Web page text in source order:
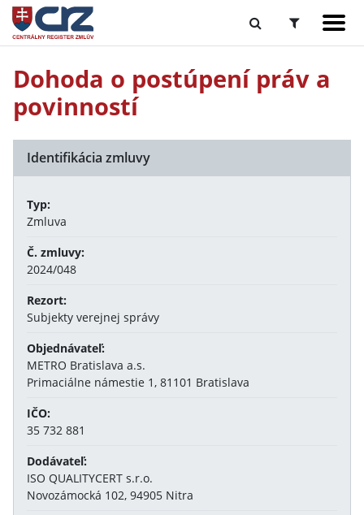
Dohoda o postúpení práv a
povinností
Identifikácia zmluvy
Typ:
Zmluva
Č. zmluvy:
2024/048
Rezort:
Subjekty verejnej správy
Objednávateľ:
METRO Bratislava a.s.
Primaciálne námestie 1, 81101 Bratislava
IČO:
35 732 881
Dodávateľ:
ISO QUALITYCERT s.r.o.
Novozámocká 102, 94905 Nitra